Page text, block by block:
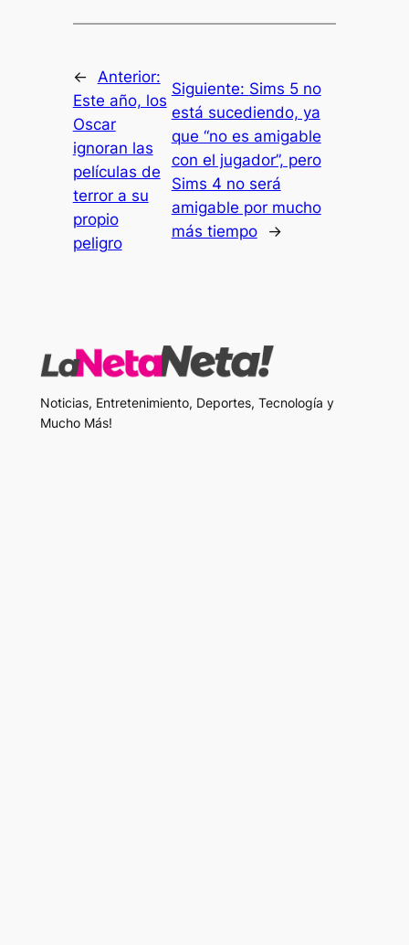
← Anterior:
Este año, los
Oscar
ignoran las
películas de
terror a su
propio
peligro
Siguiente: Sims 5 no
está sucediendo, ya
que “no es amigable
con el jugador”, pero
Sims 4 no será
amigable por mucho
más tiempo
→
Noticias, Entretenimiento, Deportes, Tecnología y
Mucho Más!